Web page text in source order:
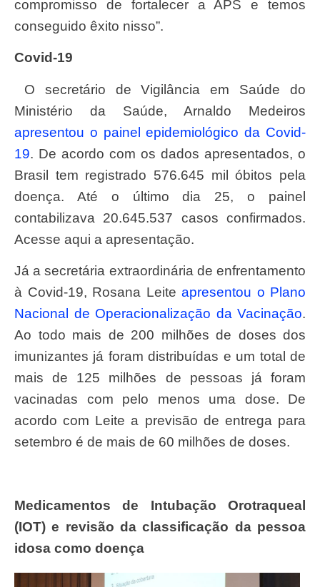
compromisso de fortalecer a APS e temos
conseguido êxito nisso”.
Covid-19
O secretário de Vigilância em Saúde do
Ministério da Saúde, Arnaldo Medeiros
apresentou o painel epidemiológico da Covid-
19. De acordo com os dados apresentados, o
Brasil tem registrado 576.645 mil óbitos pela
doença. Até o último dia 25, o painel
contabilizava 20.645.537 casos confirmados.
Acesse aqui a apresentação.
Já a secretária extraordinária de enfrentamento
à Covid-19, Rosana Leite apresentou o Plano
Nacional de Operacionalização da Vacinação.
Ao todo mais de 200 milhões de doses dos
imunizantes já foram distribuídas e um total de
mais de 125 milhões de pessoas já foram
vacinadas com pelo menos uma dose. De
acordo com Leite a previsão de entrega para
setembro é de mais de 60 milhões de doses.
Medicamentos de Intubação Orotraqueal
(IOT) e revisão da classificação da pessoa
idosa como doença